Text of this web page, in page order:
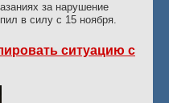
за нарушение
в силу с 15 ноября.
ситуацию с